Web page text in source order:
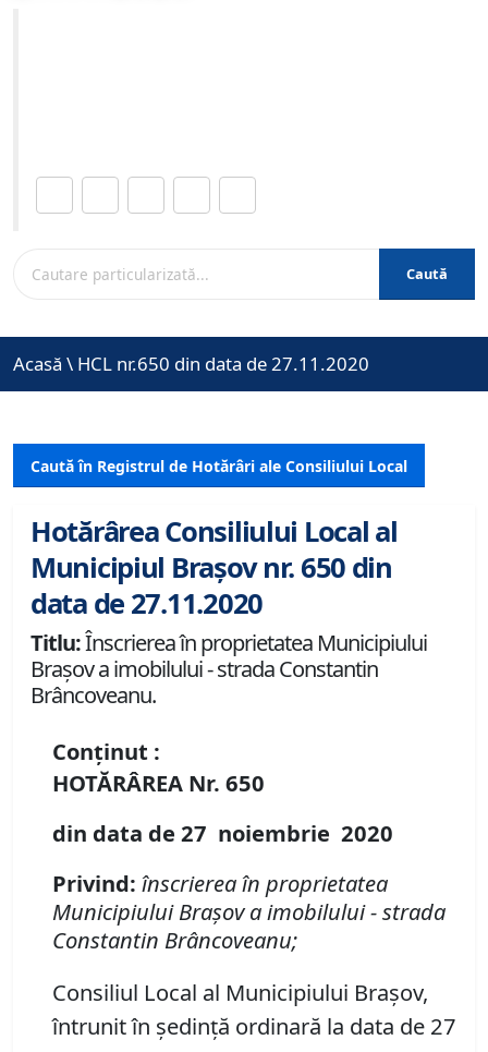
Caută
Acasă \ HCL nr.650 din data de 27.11.2020
Caută în Registrul de Hotărâri ale Consiliului Local
Hotărârea Consiliului Local al
Municipiul Brașov nr. 650 din
data de 27.11.2020
Titlu:Înscrierea în proprietatea Municipiului
Braşov a imobilului - strada Constantin
Brâncoveanu.
Conținut :
HOTĂRÂREA Nr. 650
din data de 27 noiembrie 2020
Privind: înscrierea în proprietatea
Municipiului Braşov a imobilului-strada
Constantin Brâncoveanu;
Consiliul Local al Municipiului Brașov,
întrunit în ședință ordinară la data de 27